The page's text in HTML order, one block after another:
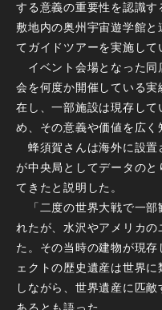
する意義の重要性を認識
敷地内の奥州宇宙遊学館
てガイドツアーを実施して
イベント会場となった同
会を何度か開催している
在し、一部施設は現存し
め、その意義や価値を広く
蜂須賀さんは海外に設置
が中央局としてデータの
てきたと説明した。
「二度の世界大戦で一部
れたが、水沢やアメリカ
た。その当時の建物が現
ェクトの歴史遺産は世界
しながら、世界遺産に匹